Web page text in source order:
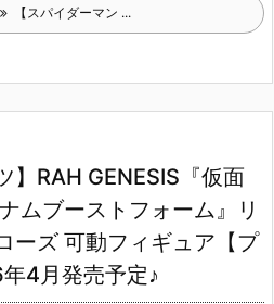
【スパイダーマン ...
】RAH GENESIS『仮面
ムブーストフォーム』リ
ーズ 可動フィギュア【プ
4月発売予定♪